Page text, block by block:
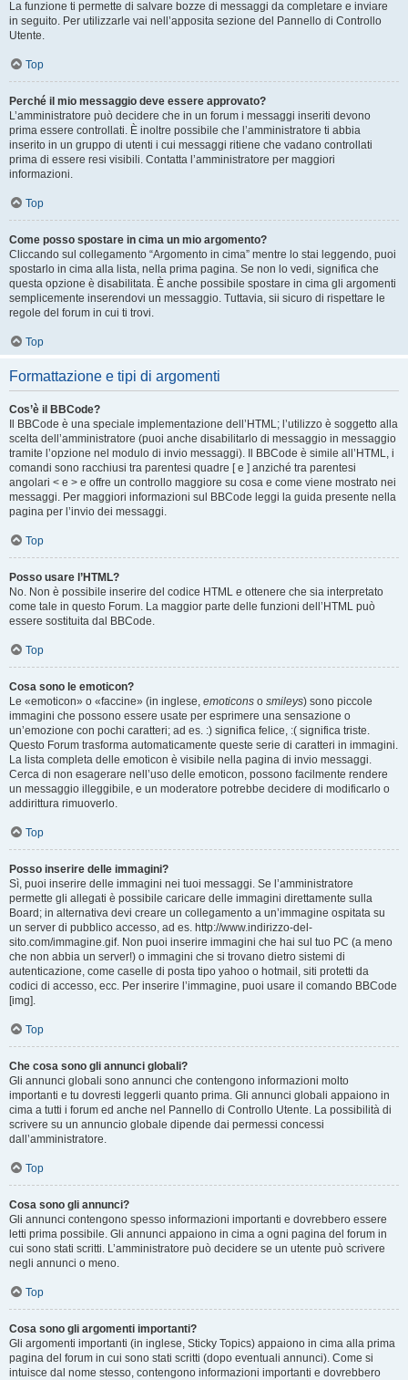
La funzione ti permette di salvare bozze di messaggi da completare e inviare
in seguito. Per utilizzarle vai nell’apposita sezione del Pannello di Controllo
Utente.
Top
Perché il mio messaggio deve essere approvato?
L’amministratore può decidere che in un forum i messaggi inseriti devono
prima essere controllati. È inoltre possibile che l’amministratore ti abbia
inserito in un gruppo di utenti i cui messaggi ritiene che vadano controllati
prima di essere resi visibili. Contatta l’amministratore per maggiori
informazioni.
Top
Come posso spostare in cima un mio argomento?
Cliccando sul collegamento “Argomento in cima” mentre lo stai leggendo, puoi
spostarlo in cima alla lista, nella prima pagina. Se non lo vedi, significa che
questa opzione è disabilitata. È anche possibile spostare in cima gli argomenti
semplicemente inserendovi un messaggio. Tuttavia, sii sicuro di rispettare le
regole del forum in cui ti trovi.
Top
Formattazione e tipi di argomenti
Cos’è il BBCode?
Il BBCode è una speciale implementazione dell’HTML; l’utilizzo è soggetto alla
scelta dell’amministratore (puoi anche disabilitarlo di messaggio in messaggio
tramite l’opzione nel modulo di invio messaggi). Il BBCode è simile all’HTML, i
comandi sono racchiusi tra parentesi quadre [ e ] anziché tra parentesi
angolari < e > e offre un controllo maggiore su cosa e come viene mostrato nei
messaggi. Per maggiori informazioni sul BBCode leggi la guida presente nella
pagina per l’invio dei messaggi.
Top
Posso usare l’HTML?
No. Non è possibile inserire del codice HTML e ottenere che sia interpretato
come tale in questo Forum. La maggior parte delle funzioni dell’HTML può
essere sostituita dal BBCode.
Top
Cosa sono le emoticon?
Le «emoticon» o «faccine» (in inglese, emoticons o smileys) sono piccole
immagini che possono essere usate per esprimere una sensazione o
un’emozione con pochi caratteri; ad es. :) significa felice, :( significa triste.
Questo Forum trasforma automaticamente queste serie di caratteri in immagini.
La lista completa delle emoticon è visibile nella pagina di invio messaggi.
Cerca di non esagerare nell’uso delle emoticon, possono facilmente rendere
un messaggio illeggibile, e un moderatore potrebbe decidere di modificarlo o
addirittura rimuoverlo.
Top
Posso inserire delle immagini?
Sì, puoi inserire delle immagini nei tuoi messaggi. Se l’amministratore
permette gli allegati è possibile caricare delle immagini direttamente sulla
Board; in alternativa devi creare un collegamento a un’immagine ospitata su
un server di pubblico accesso, ad es. http://www.indirizzo-del-
sito.com/immagine.gif. Non puoi inserire immagini che hai sul tuo PC (a meno
che non abbia un server!) o immagini che si trovano dietro sistemi di
autenticazione, come caselle di posta tipo yahoo o hotmail, siti protetti da
codici di accesso, ecc. Per inserire l’immagine, puoi usare il comando BBCode
[img].
Top
Che cosa sono gli annunci globali?
Gli annunci globali sono annunci che contengono informazioni molto
importanti e tu dovresti leggerli quanto prima. Gli annunci globali appaiono in
cima a tutti i forum ed anche nel Pannello di Controllo Utente. La possibilità di
scrivere su un annuncio globale dipende dai permessi concessi
dall’amministratore.
Top
Cosa sono gli annunci?
Gli annunci contengono spesso informazioni importanti e dovrebbero essere
letti prima possibile. Gli annunci appaiono in cima a ogni pagina del forum in
cui sono stati scritti. L’amministratore può decidere se un utente può scrivere
negli annunci o meno.
Top
Cosa sono gli argomenti importanti?
Gli argomenti importanti (in inglese, Sticky Topics) appaiono in cima alla prima
pagina del forum in cui sono stati scritti (dopo eventuali annunci). Come si
intuisce dal nome stesso, contengono informazioni importanti e dovrebbero